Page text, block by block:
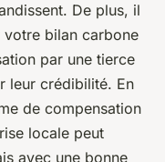
De plus, il
bilan carbone
par une tierce
leur crédibilité. En
de compensation
locale peut
avec une bonne